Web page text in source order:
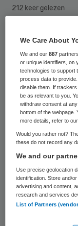
212 keer gelezen
Een 45-jarige
verdacht van
euro van een
Hoogeveen.
Noorden. De
de pinpas
haar tante
brengen.
dementeren,
We Care About
We and our887
or unique identifiers, on
technologies to support
process data to
disable them. If
be as relevant to you.
withdraw consent at
bottom of the webpage.
more details, refer to
Would you rather not?
these do not record any
We and our
Use precise geolocation
identification. Store and/
advertising and content,
research and services
List of Partners